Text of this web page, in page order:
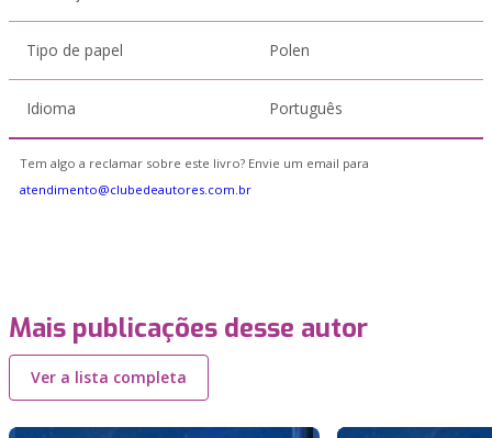
Tipo de papel Polen
Idioma Português
Tem algo a reclamar sobre este livro? Envie um email para
atendimento@clubedeautores.com.br
Mais publicações desse autor
Ver a lista completa